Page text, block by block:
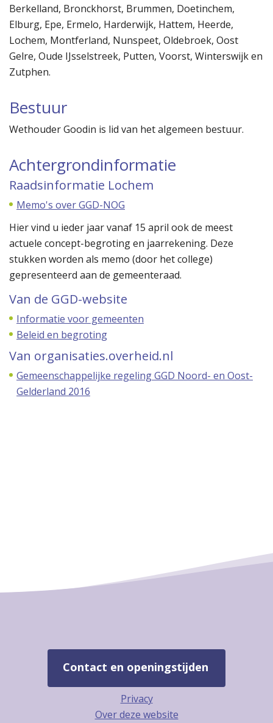
Berkelland, Bronckhorst, Brummen, Doetinchem,
Elburg, Epe, Ermelo, Harderwijk, Hattem, Heerde,
Lochem, Montferland, Nunspeet, Oldebroek, Oost
Gelre, Oude IJsselstreek, Putten, Voorst, Winterswijk en
Zutphen.
Bestuur
Wethouder Goodin is lid van het algemeen bestuur.
Achtergrondinformatie
Raadsinformatie Lochem
Memo's over GGD-NOG
Hier vind u ieder jaar vanaf 15 april ook de meest
actuele concept-begroting en jaarrekening. Deze
stukken worden als memo (door het college)
gepresenteerd aan de gemeenteraad.
Van de GGD-website
Informatie voor gemeenten
Beleid en begroting
Van organisaties.overheid.nl
Gemeenschappelijke regeling GGD Noord- en Oost-
Gelderland 2016
Contact en openingstijden
Privacy
Over deze website